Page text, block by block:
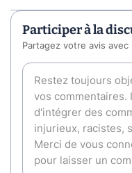
Participer à la
Partagez votre avis